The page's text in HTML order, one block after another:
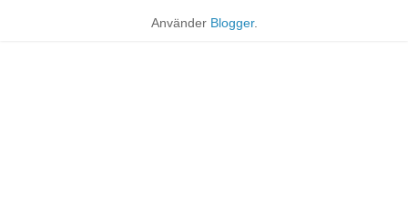
Använder Blogger.